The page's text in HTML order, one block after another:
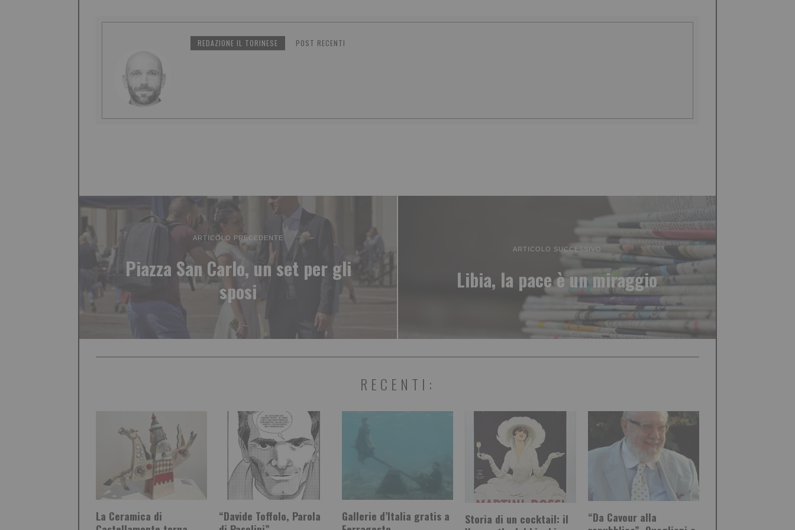
REDAZIONE IL TORINESE POST RECENTI
ARTICOLO PRECEDENTE
Piazza San Carlo, un set per gli
sposi
ARTICOLO SUCCESSIVO
Libia, la pace è un miraggio
RECENTI:
La Ceramica di
“Davide Toffolo, Parola
Gallerie d’Italia gratis a
Storia di un cocktail: il
“Da Cavour alla